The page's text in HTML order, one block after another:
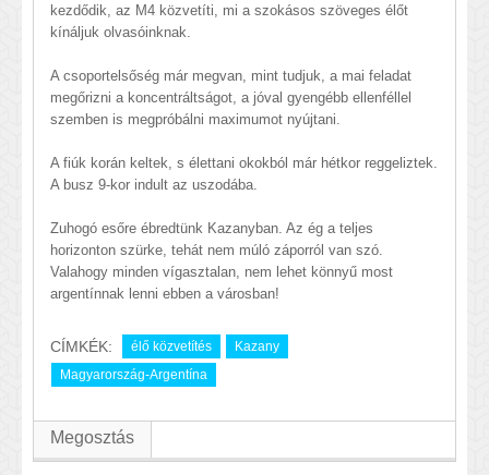
kezdődik, az M4 közvetíti, mi a szokásos szöveges élőt
kínáljuk olvasóinknak.
A csoportelsőség már megvan, mint tudjuk, a mai feladat
megőrizni a koncentráltságot, a jóval gyengébb ellenféllel
szemben is megpróbálni maximumot nyújtani.
A fiúk korán keltek, s élettani okokból már hétkor reggeliztek.
A busz 9-kor indult az uszodába.
Zuhogó esőre ébredtünk Kazanyban. Az ég a teljes
horizonton szürke, tehát nem múló záporról van szó.
Valahogy minden vígasztalan, nem lehet könnyű most
argentínnak lenni ebben a városban!
CÍMKÉK: élő közvetítés
Kazany
Magyarország-Argentína
Megosztás